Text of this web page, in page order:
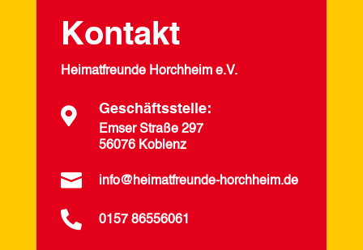
Kontakt
Heimatfreunde Horchheim e.V.
 Geschäftsstelle:
Emser Straße 297
56076 Koblenz
 info@heimatfreunde-horchheim.de
 0157 86556061